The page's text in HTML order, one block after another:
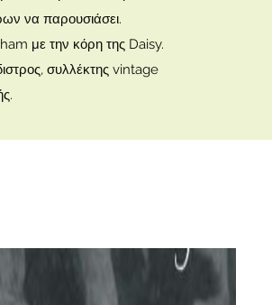
να παρουσιάσει.
με την κόρη της Daisy.
συλλέκτης vintage